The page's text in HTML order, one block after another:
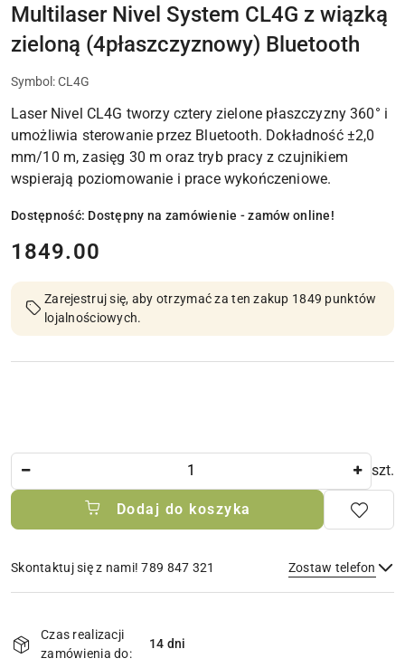
Multilaser Nivel System CL4G z wiązką
zieloną (4płaszczyznowy) Bluetooth
Symbol:CL4G
Laser Nivel CL4G tworzy cztery zielone płaszczyzny 360° i
umożliwia sterowanie przez Bluetooth. Dokładność ±2,0
mm/10 m, zasięg 30 m oraz tryb pracy z czujnikiem
wspierają poziomowanie i prace wykończeniowe.
Dostępność: Dostępny na zamówienie - zamów online!
cena:
1849.00
Zarejestruj się, aby otrzymać za ten zakup 1849 punktów
lojalnościowych.
szt.
Dodaj do koszyka
Skontaktuj się z nami! 789 847 321 Zostaw telefon
Wyślij
dostawa
Czas realizacji
zamówienia do:
14 dni